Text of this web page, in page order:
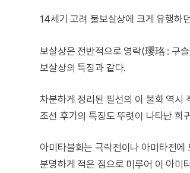
14세기 고려 불보살상에 크게 유행하
보살상은 전반적으로 영락(瓔珞 : 구
보살상의 특징과 같다.
차분하게 정리된 필선의 이 불화 역시
조선 후기의 특징도 뚜렷이 나타난 희
아미타불화는 극락전이나 아미타전
분명하게 적은 점으로 미루어 이 아미